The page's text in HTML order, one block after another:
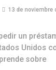
13 de noviembre
un
Unidos
sobre